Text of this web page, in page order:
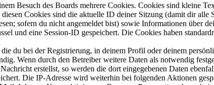
Besuch des Boards mehrere Cookies. Cookies sind kleine
Cookies sind die aktuelle ID deiner Sitzung (damit dir
sofern du nicht angemeldet bist) sowie Informationen über
und eine Session-ID gespeichert. Die Cookies haben
du bei der Registrierung, in deinem Profil oder deinem
Wenn durch den Betreiber weitere Daten als notwendig
erstellst, so werden die dort eingegebenen Daten
Die IP-Adresse wird weiterhin bei folgenden Aktionen